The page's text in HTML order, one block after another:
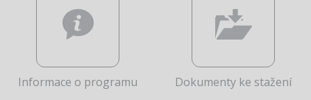
Informace o programu Dokumenty ke stažení